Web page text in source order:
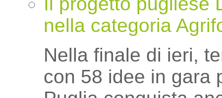
nella categoria
Nella finale di ieri,
con 58 idee in gara